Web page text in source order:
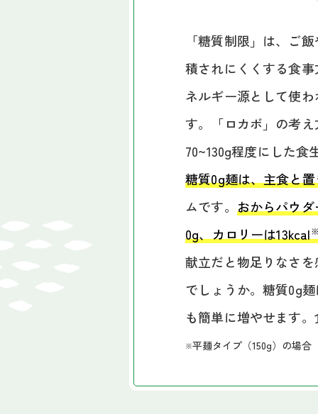
「糖質制限」は、ご
積されにくくする食
ネルギー源として使
す。「ロカボ」の考
70~130g程度にした食
糖質0g麺は、主食と
ムです。 おからパウ
0g、カロリーは13kcal
献立だと物足りなさ
でしょうか。糖質0g
も簡単に増やせます
※平麺タイプ（150g）の場合